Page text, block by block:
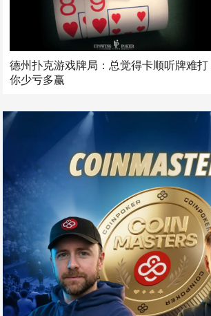
德州扑克游戏牌局：总觉得卡顺听牌难
你少亏多赢